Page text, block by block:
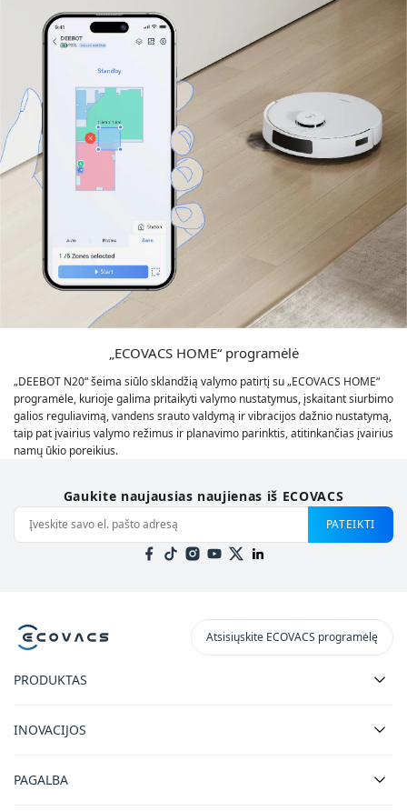
„ECOVACS HOME“ programėlė
„DEEBOT N20“ šeima siūlo sklandžią valymo patirtį su „ECOVACS HOME“
programėle, kurioje galima pritaikyti valymo nustatymus, įskaitant siurbimo
galios reguliavimą, vandens srauto valdymą ir vibracijos dažnio nustatymą,
taip pat įvairius valymo režimus ir planavimo parinktis, atitinkančias įvairius
namų ūkio poreikius.
Gaukite naujausias naujienas iš ECOVACS
PATEIKTI
Atsisiųskite ECOVACS programėlę
PRODUKTAS
INOVACIJOS
PAGALBA